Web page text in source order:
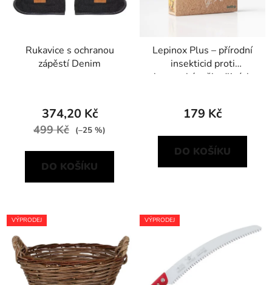
Rukavice s ochranou
zápěstí Denim
374,20 Kč
499 Kč (–25 %)
DO KOŠÍKU
Lepinox Plus – přírodní
insekticid proti
housenkám škodlivých
179 Kč
DO KOŠÍKU
VÝPRODEJ VÝPRODEJ